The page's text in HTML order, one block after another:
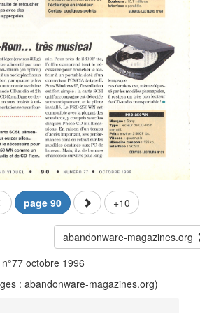
page 90 +10
abandonware-magazines.org
n°77 octobre 1996
: abandonware-magazines.org)